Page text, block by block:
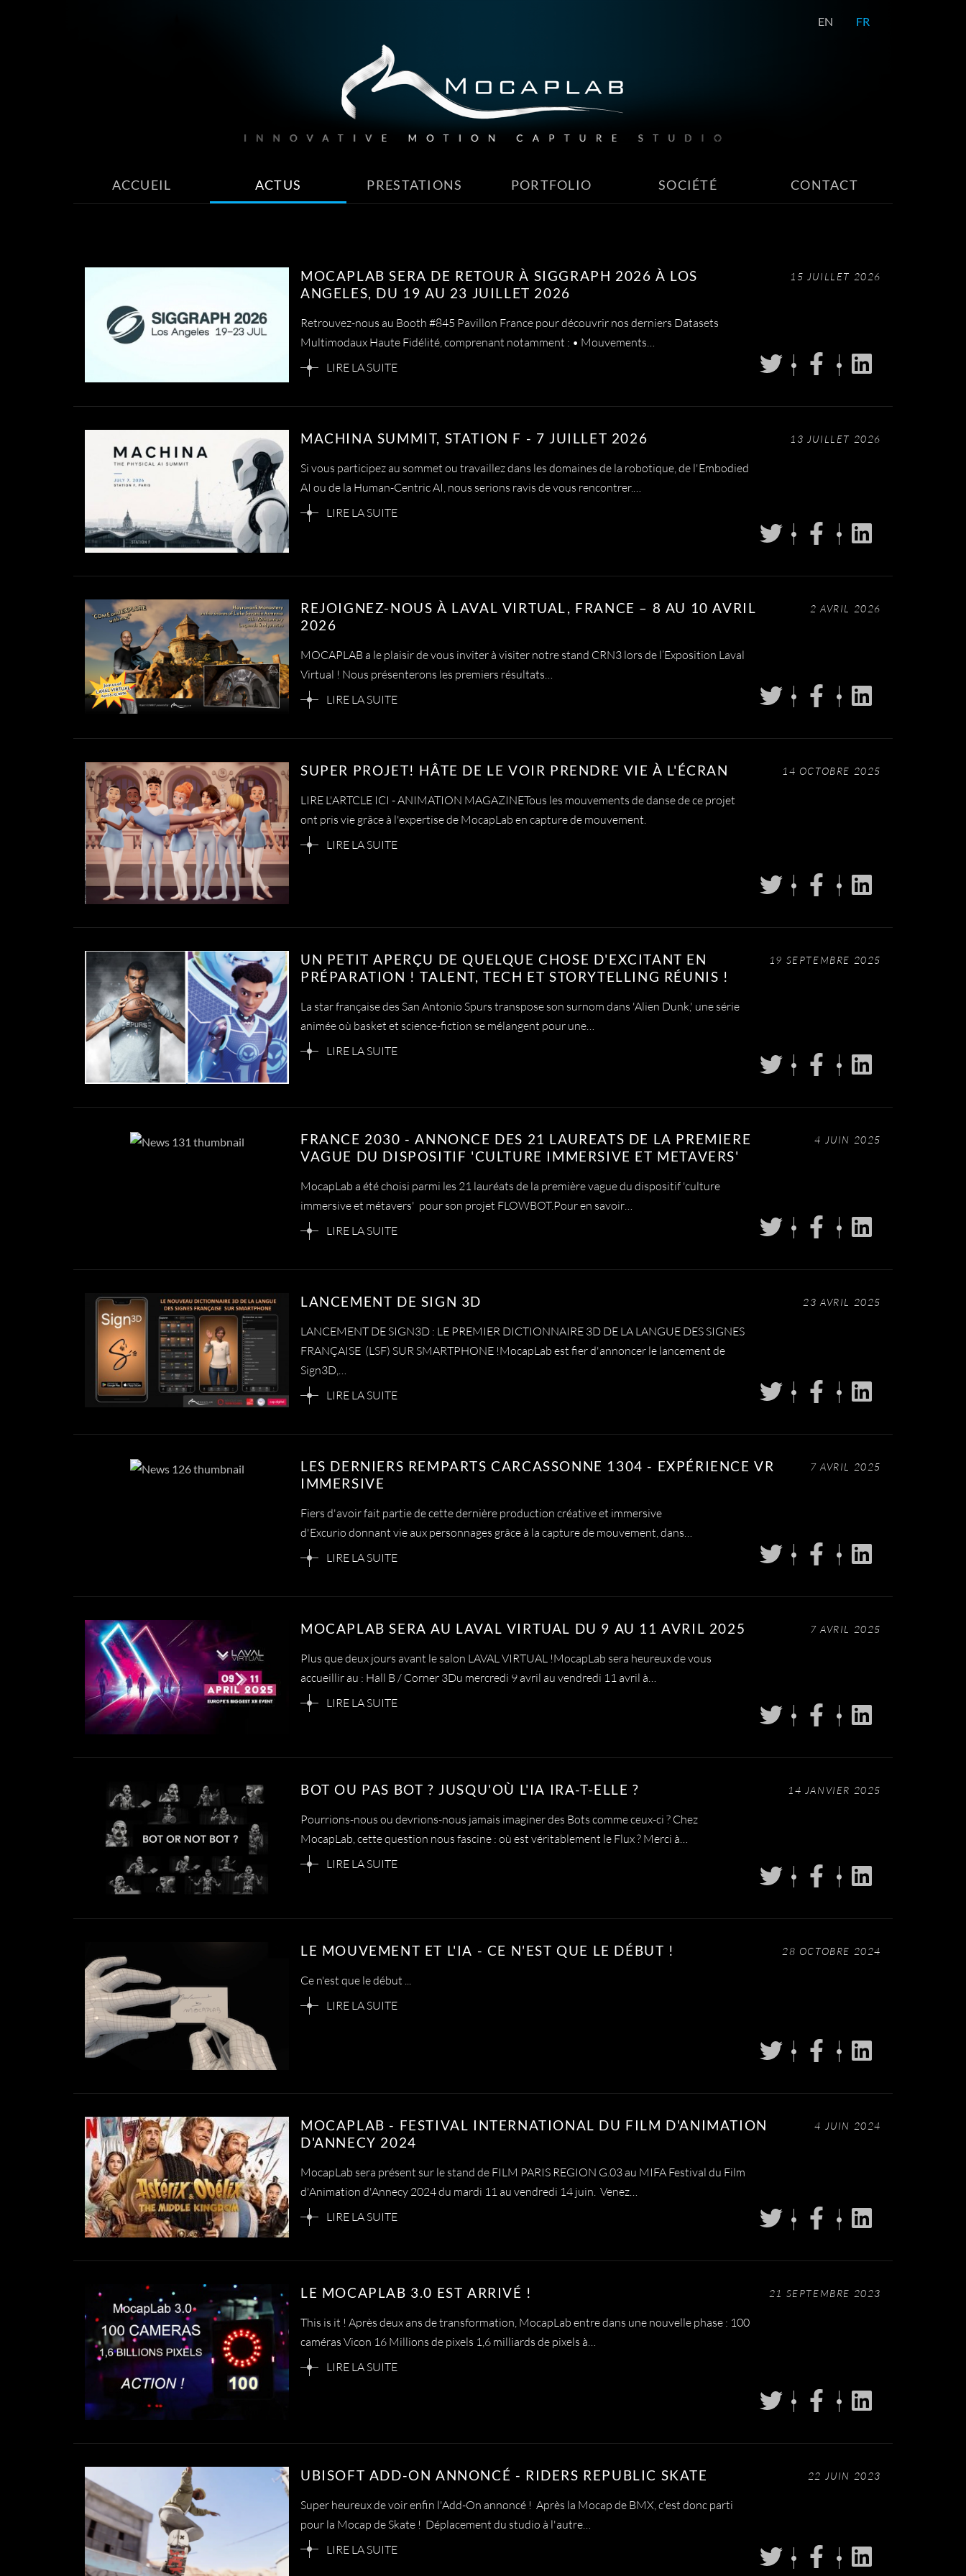
EN FR
ACCUEIL ACTUS PRESTATIONS PORTFOLIO SOCIÉTÉ CONTACT
15 JUILLET 2026
MOCAPLAB SERA DE RETOUR À SIGGRAPH 2026 À LOS
ANGELES, DU 19 AU 23 JUILLET 2026
Retrouvez-nous au Booth #845 Pavillon France pour découvrir nos derniers Datasets
Multimodaux Haute Fidélité, comprenant notamment : • Mouvements…
LIRE LA SUITE
13 JUILLET 2026
MACHINA SUMMIT, STATION F - 7 JUILLET 2026
Si vous participez au sommet ou travaillez dans les domaines de la robotique, de l'Embodied
AI ou de la Human-Centric AI, nous serions ravis de vous rencontrer.…
LIRE LA SUITE
2 AVRIL 2026
REJOIGNEZ-NOUS À LAVAL VIRTUAL, FRANCE – 8 AU 10 AVRIL
2026
MOCAPLAB a le plaisir de vous inviter à visiter notre stand CRN3 lors de l’Exposition Laval
Virtual ! Nous présenterons les premiers résultats…
LIRE LA SUITE
14 OCTOBRE 2025
SUPER PROJET! HÂTE DE LE VOIR PRENDRE VIE À L'ÉCRAN
LIRE L'ARTCLE ICI - ANIMATION MAGAZINETous les mouvements de danse de ce projet
ont pris vie grâce à l'expertise de MocapLab en capture de mouvement.
LIRE LA SUITE
19 SEPTEMBRE 2025
UN PETIT APERÇU DE QUELQUE CHOSE D'EXCITANT EN
PRÉPARATION ! TALENT, TECH ET STORYTELLING RÉUNIS !
La star française des San Antonio Spurs transpose son surnom dans 'Alien Dunk,' une série
animée où basket et science-fiction se mélangent pour une…
LIRE LA SUITE
4 JUIN 2025
FRANCE 2030 - ANNONCE DES 21 LAUREATS DE LA PREMIERE
VAGUE DU DISPOSITIF 'CULTURE IMMERSIVE ET METAVERS'
MocapLab a été choisi parmi les 21 lauréats de la première vague du dispositif 'culture
immersive et métavers' pour son projet FLOWBOT.Pour en savoir…
LIRE LA SUITE
23 AVRIL 2025
LANCEMENT DE SIGN 3D
LANCEMENT DE SIGN3D : LE PREMIER DICTIONNAIRE 3D DE LA LANGUE DES SIGNES
FRANÇAISE (LSF) SUR SMARTPHONE !MocapLab est fier d'annoncer le lancement de
Sign3D,…
LIRE LA SUITE
7 AVRIL 2025
LES DERNIERS REMPARTS CARCASSONNE 1304 - EXPÉRIENCE VR
IMMERSIVE
Fiers d'avoir fait partie de cette dernière production créative et immersive
d'Excurio donnant vie aux personnages grâce à la capture de mouvement, dans…
LIRE LA SUITE
7 AVRIL 2025
MOCAPLAB SERA AU LAVAL VIRTUAL DU 9 AU 11 AVRIL 2025
Plus que deux jours avant le salon LAVAL VIRTUAL !MocapLab sera heureux de vous
accueillir au : Hall B / Corner 3Du mercredi 9 avril au vendredi 11 avril à…
LIRE LA SUITE
14 JANVIER 2025
BOT OU PAS BOT ? JUSQU'OÙ L'IA IRA-T-ELLE ?
Pourrions-nous ou devrions-nous jamais imaginer des Bots comme ceux-ci ? Chez
MocapLab, cette question nous fascine : où est véritablement le Flux ? Merci à…
LIRE LA SUITE
28 OCTOBRE 2024
LE MOUVEMENT ET L'IA - CE N'EST QUE LE DÉBUT !
Ce n'est que le début ...
LIRE LA SUITE
4 JUIN 2024
MOCAPLAB - FESTIVAL INTERNATIONAL DU FILM D'ANIMATION
D'ANNECY 2024
MocapLab sera présent sur le stand de FILM PARIS REGION G.03 au MIFA Festival du Film
d'Animation d'Annecy 2024 du mardi 11 au vendredi 14 juin. Venez…
LIRE LA SUITE
21 SEPTEMBRE 2023
LE MOCAPLAB 3.0 EST ARRIVÉ !
This is it ! Après deux ans de transformation, MocapLab entre dans une nouvelle phase : 100
caméras Vicon 16 Millions de pixels 1,6 milliards de pixels à…
LIRE LA SUITE
22 JUIN 2023
UBISOFT ADD-ON ANNONCÉ - RIDERS REPUBLIC SKATE
Super heureux de voir enfin l'Add-On annoncé ! Après la Mocap de BMX, c'est donc parti
pour la Mocap de Skate ! Déplacement du studio à l'autre…
LIRE LA SUITE